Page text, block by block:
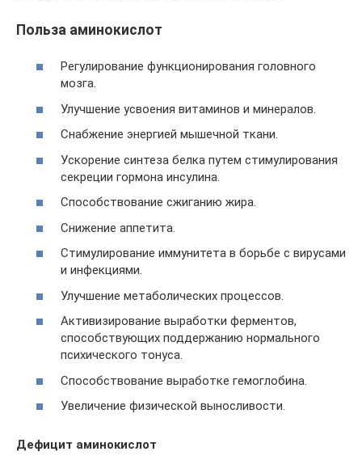
Польза аминокислот
Регулирование функционирования головного
мозга.
Улучшение усвоения витаминов и минералов.
Снабжение энергией мышечной ткани.
Ускорение синтеза белка путем стимулирования
секреции гормона инсулина.
Способствование сжиганию жира.
Снижение аппетита.
Стимулирование иммунитета в борьбе с вирусами
и инфекциями.
Улучшение метаболических процессов.
Активизирование выработки ферментов,
способствующих поддержанию нормального
психического тонуса.
Способствование выработке гемоглобина.
Увеличение физической выносливости.
Дефицит аминокислот